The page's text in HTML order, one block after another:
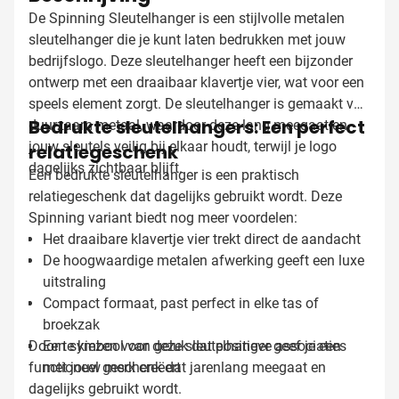
De Spinning Sleutelhanger is een stijlvolle metalen
sleutelhanger die je kunt laten bedrukken met jouw
bedrijfslogo. Deze sleutelhanger heeft een bijzonder
ontwerp met een draaibaar klavertje vier, wat voor een
speels element zorgt. De sleutelhanger is gemaakt van
duurzaam metaal, waardoor deze lang meegaat en
jouw sleutels veilig bij elkaar houdt, terwijl je logo
dagelijks zichtbaar blijft.
Bedrukte sleutelhangers: Een perfect
relatiegeschenk
Een bedrukte sleutelhanger is een praktisch
relatiegeschenk dat dagelijks gebruikt wordt. Deze
Spinning variant biedt nog meer voordelen:
Het draaibare klavertje vier trekt direct de aandacht
De hoogwaardige metalen afwerking geeft een luxe
uitstraling
Compact formaat, past perfect in elke tas of
broekzak
Een symbool van geluk dat positieve associaties
met jouw merk creëert
Door te kiezen voor deze sleutelhanger geef je een
functioneel geschenk dat jarenlang meegaat en
dagelijks gebruikt wordt.